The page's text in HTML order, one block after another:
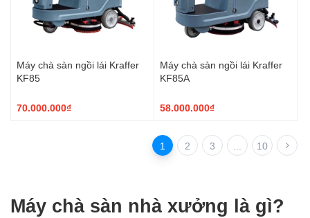
Máy chà sàn ngồi lái Kraffer
KF85
70.000.000₫
Máy chà sàn ngồi lái Kraffer
KF85A
58.000.000₫
1 2 3 10
Máy chà sàn nhà xưởng là gì?